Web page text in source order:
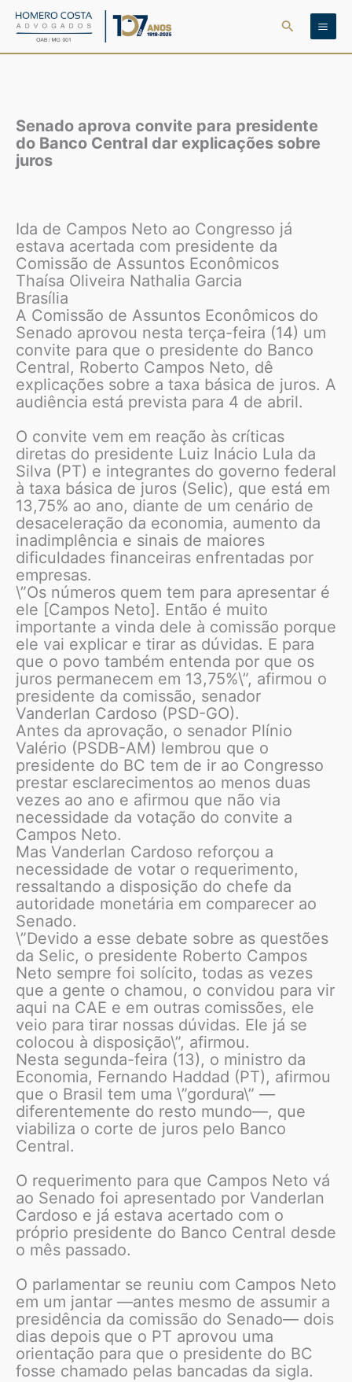
para
Pesquisar
Senado aprova convite para presidente
do Banco Central dar explicações sobre
juros
Ida de Campos Neto ao Congresso já
estava acertada com presidente da
Comissão de Assuntos Econômicos
Thaísa Oliveira Nathalia Garcia
Brasília
A Comissão de Assuntos Econômicos do
Senado aprovou nesta terça-feira (14) um
convite para que o presidente do Banco
Central, Roberto Campos Neto, dê
explicações sobre a taxa básica de juros. A
audiência está prevista para 4 de abril.
O convite vem em reação às críticas
diretas do presidente Luiz Inácio Lula da
Silva (PT) e integrantes do governo federal
à taxa básica de juros (Selic), que está em
13,75% ao ano, diante de um cenário de
desaceleração da economia, aumento da
inadimplência e sinais de maiores
dificuldades financeiras enfrentadas por
empresas.
\”Os números quem tem para apresentar é
ele [Campos Neto]. Então é muito
importante a vinda dele à comissão porque
ele vai explicar e tirar as dúvidas. E para
que o povo também entenda por que os
juros permanecem em 13,75%\”, afirmou o
presidente da comissão, senador
Vanderlan Cardoso (PSD-GO).
Antes da aprovação, o senador Plínio
Valério (PSDB-AM) lembrou que o
presidente do BC tem de ir ao Congresso
prestar esclarecimentos ao menos duas
vezes ao ano e afirmou que não via
necessidade da votação do convite a
Campos Neto.
Mas Vanderlan Cardoso reforçou a
necessidade de votar o requerimento,
ressaltando a disposição do chefe da
autoridade monetária em comparecer ao
Senado.
\”Devido a esse debate sobre as questões
da Selic, o presidente Roberto Campos
Neto sempre foi solícito, todas as vezes
que a gente o chamou, o convidou para vir
aqui na CAE e em outras comissões, ele
veio para tirar nossas dúvidas. Ele já se
colocou à disposição\”, afirmou.
Nesta segunda-feira (13), o ministro da
Economia, Fernando Haddad (PT), afirmou
que o Brasil tem uma \”gordura\” —
diferentemente do resto mundo—, que
viabiliza o corte de juros pelo Banco
Central.
O requerimento para que Campos Neto vá
ao Senado foi apresentado por Vanderlan
Cardoso e já estava acertado com o
próprio presidente do Banco Central desde
o mês passado.
O parlamentar se reuniu com Campos Neto
em um jantar —antes mesmo de assumir a
presidência da comissão do Senado— dois
dias depois que o PT aprovou uma
orientação para que o presidente do BC
fosse chamado pelas bancadas da sigla.